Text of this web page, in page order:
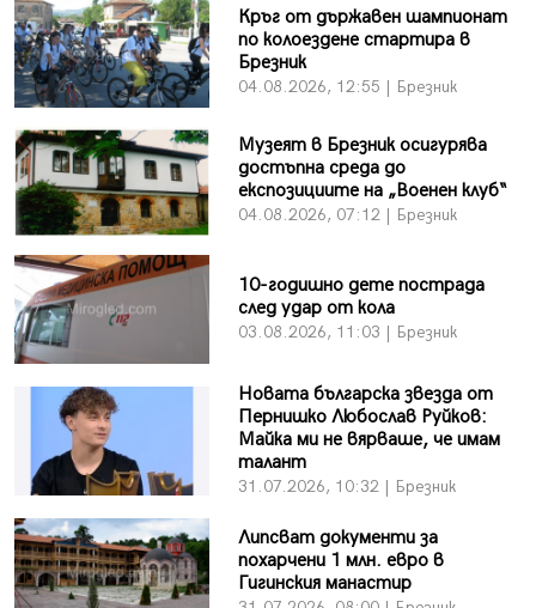
Кръг от държавен шампионат
по колоездене стартира в
Брезник
04.08.2026, 12:55 | Брезник
Музеят в Брезник осигурява
достъпна среда до
експозициите на „Военен клуб“
04.08.2026, 07:12 | Брезник
10-годишно дете пострада
след удар от кола
03.08.2026, 11:03 | Брезник
Новата българска звезда от
Пернишко Любослав Руйков:
Майка ми не вярваше, че имам
талант
31.07.2026, 10:32 | Брезник
Липсват документи за
похарчени 1 млн. евро в
Гигинския манастир